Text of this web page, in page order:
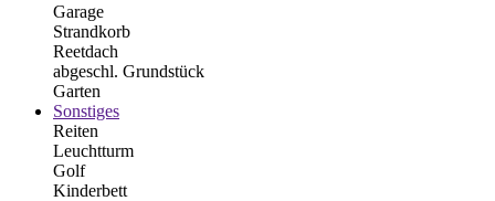
Garage
Strandkorb
Reetdach
abgeschl. Grundstück
Garten
Sonstiges
Reiten
Leuchtturm
Golf
Kinderbett